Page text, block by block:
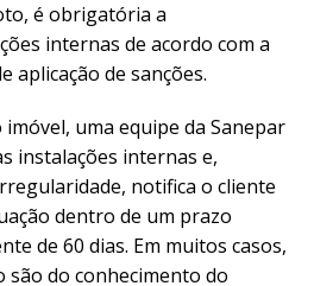
é obrigatória a
internas de acordo com a
aplicação de sanções.
uma equipe da Sanepar
instalações internas e,
notifica o cliente
dentro de um prazo
de 60 dias. Em muitos casos,
do conhecimento do